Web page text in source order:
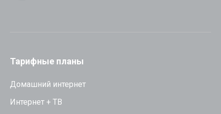
Тарифные планы
Домашний интернет
Интернет + ТВ